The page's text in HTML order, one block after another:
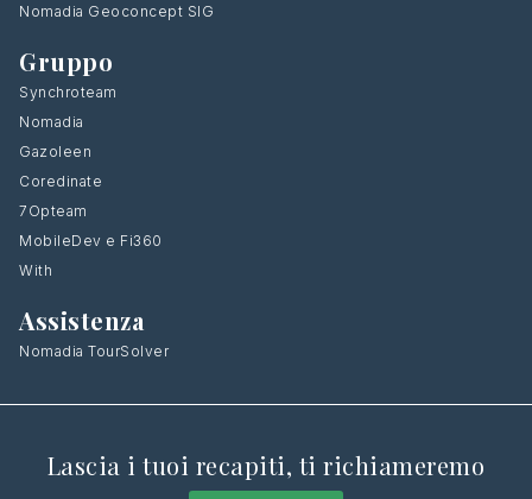
Nomadia Geoconcept SIG
Gruppo
Synchroteam
Nomadia
Gazoleen
Coredinate
7Opteam
MobileDev e Fi360
With
Assistenza
Nomadia TourSolver
Lascia i tuoi recapiti, ti richiameremo